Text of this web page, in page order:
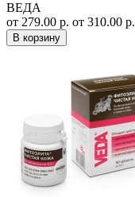
ВЕДА
от 279.00 р. от 310.00 р.
В корзину